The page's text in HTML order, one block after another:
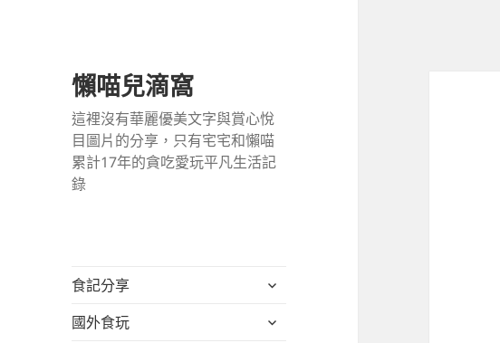
懶喵兒滴窩
這裡沒有華麗優美文字與賞心悅
目圖片的分享，只有宅宅和懶喵
累計17年的貪吃愛玩平凡生活記
錄
食記分享
展
子
國外食玩
展